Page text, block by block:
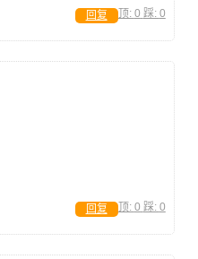
顶: 0 踩: 0
回复
顶: 0 踩: 0
回复